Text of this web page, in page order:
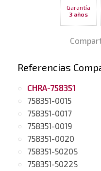
Garantía
3 años
Referencias
CHRA-758351
758351-0015
758351-0017
758351-0019
758351-0020
758351-5020S
758351-5022S